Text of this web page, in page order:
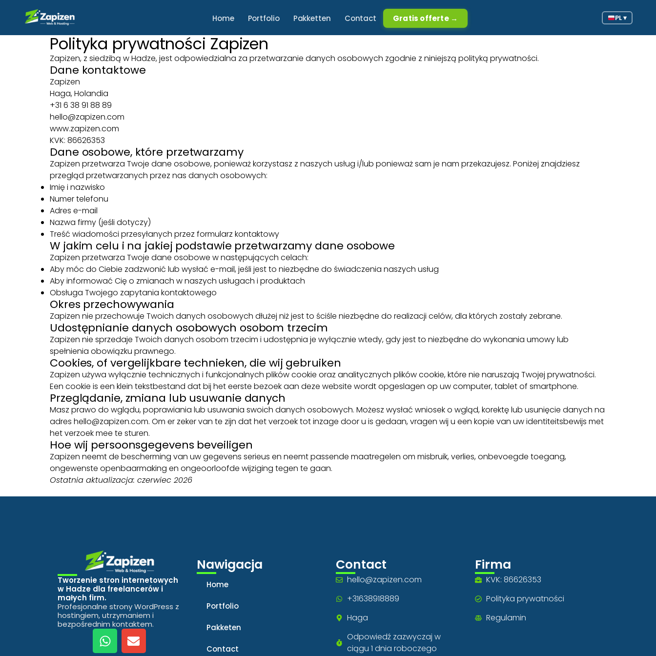
Home Portfolio Pakketten Contact Gratis offerte → PL ▾
Polityka prywatności Zapizen
Zapizen, z siedzibą w Hadze, jest odpowiedzialna za przetwarzanie danych osobowych zgodnie z niniejszą polityką prywatności.
Dane kontaktowe
Zapizen
Haga, Holandia
+31 6 38 91 88 89
hello@zapizen.com
www.zapizen.com
KVK: 86626353
Dane osobowe, które przetwarzamy
Zapizen przetwarza Twoje dane osobowe, ponieważ korzystasz z naszych usług i/lub ponieważ sam je nam przekazujesz. Poniżej znajdziesz
przegląd przetwarzanych przez nas danych osobowych:
Imię i nazwisko
Numer telefonu
Adres e-mail
Nazwa firmy (jeśli dotyczy)
Treść wiadomości przesyłanych przez formularz kontaktowy
W jakim celu i na jakiej podstawie przetwarzamy dane osobowe
Zapizen przetwarza Twoje dane osobowe w następujących celach:
Aby móc do Ciebie zadzwonić lub wysłać e-mail, jeśli jest to niezbędne do świadczenia naszych usług
Aby informować Cię o zmianach w naszych usługach i produktach
Obsługa Twojego zapytania kontaktowego
Okres przechowywania
Zapizen nie przechowuje Twoich danych osobowych dłużej niż jest to ściśle niezbędne do realizacji celów, dla których zostały zebrane.
Udostępnianie danych osobowych osobom trzecim
Zapizen nie sprzedaje Twoich danych osobom trzecim i udostępnia je wyłącznie wtedy, gdy jest to niezbędne do wykonania umowy lub
spełnienia obowiązku prawnego.
Cookies, of vergelijkbare technieken, die wij gebruiken
Zapizen używa wyłącznie technicznych i funkcjonalnych plików cookie oraz analitycznych plików cookie, które nie naruszają Twojej prywatności.
Een cookie is een klein tekstbestand dat bij het eerste bezoek aan deze website wordt opgeslagen op uw computer, tablet of smartphone.
Przeglądanie, zmiana lub usuwanie danych
Masz prawo do wglądu, poprawiania lub usuwania swoich danych osobowych. Możesz wysłać wniosek o wgląd, korektę lub usunięcie danych na
adres hello@zapizen.com. Om er zeker van te zijn dat het verzoek tot inzage door u is gedaan, vragen wij u een kopie van uw identiteitsbewijs met
het verzoek mee te sturen.
Hoe wij persoonsgegevens beveiligen
Zapizen neemt de bescherming van uw gegevens serieus en neemt passende maatregelen om misbruik, verlies, onbevoegde toegang,
ongewenste openbaarmaking en ongeoorloofde wijziging tegen te gaan.
Ostatnia aktualizacja: czerwiec 2026
Tworzenie stron internetowych
w Hadze dla freelancerów i
małych firm.
Profesjonalne strony WordPress z
hostingiem, utrzymaniem i
bezpośrednim kontaktem.
Nawigacja
Home
Portfolio
Pakketen
Contact
Contact
hello@zapizen.com
+31638918889
Haga
Odpowiedź zazwyczaj w
ciągu 1 dnia roboczego
Firma
KVK: 86626353
Polityka prywatności
Regulamin